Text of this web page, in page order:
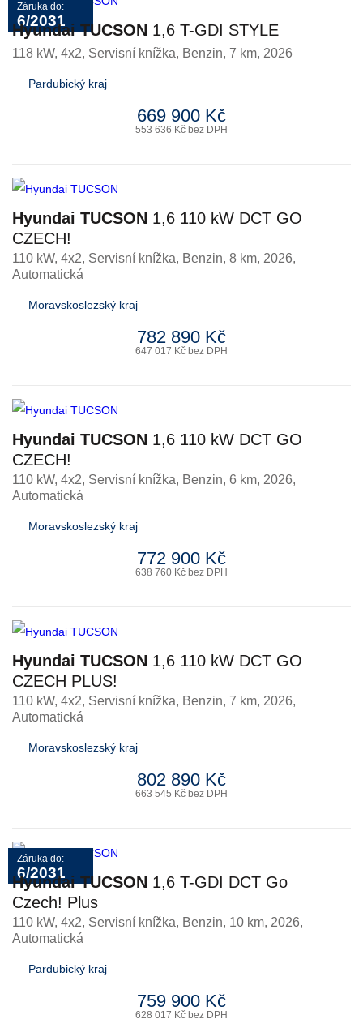
Záruka do:
6/2031
Hyundai TUCSON 1,6 T-GDI STYLE
118 kW, 4x2, Servisní knížka, Benzin, 7 km, 2026
Pardubický kraj
669 900 Kč
553 636 Kč bez DPH
Hyundai TUCSON 1,6 110 kW DCT GO
CZECH!
110 kW, 4x2, Servisní knížka, Benzin, 8 km, 2026,
Automatická
Moravskoslezský kraj
782 890 Kč
647 017 Kč bez DPH
Hyundai TUCSON 1,6 110 kW DCT GO
CZECH!
110 kW, 4x2, Servisní knížka, Benzin, 6 km, 2026,
Automatická
Moravskoslezský kraj
772 900 Kč
638 760 Kč bez DPH
Hyundai TUCSON 1,6 110 kW DCT GO
CZECH PLUS!
110 kW, 4x2, Servisní knížka, Benzin, 7 km, 2026,
Automatická
Moravskoslezský kraj
802 890 Kč
663 545 Kč bez DPH
Záruka do:
6/2031
Hyundai TUCSON 1,6 T-GDI DCT Go
Czech! Plus
110 kW, 4x2, Servisní knížka, Benzin, 10 km, 2026,
Automatická
Pardubický kraj
759 900 Kč
628 017 Kč bez DPH